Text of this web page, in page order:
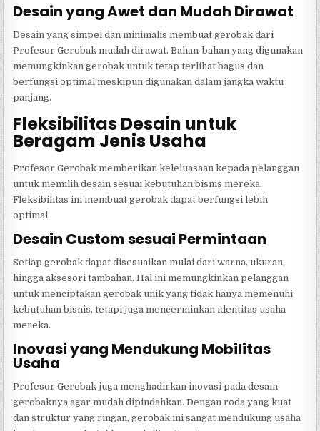
Desain yang Awet dan Mudah Dirawat
Desain yang simpel dan minimalis membuat gerobak dari
Profesor Gerobak mudah dirawat. Bahan-bahan yang digunakan
memungkinkan gerobak untuk tetap terlihat bagus dan
berfungsi optimal meskipun digunakan dalam jangka waktu
panjang.
Fleksibilitas Desain untuk
Beragam Jenis Usaha
Profesor Gerobak memberikan keleluasaan kepada pelanggan
untuk memilih desain sesuai kebutuhan bisnis mereka.
Fleksibilitas ini membuat gerobak dapat berfungsi lebih
optimal.
Desain Custom sesuai Permintaan
Setiap gerobak dapat disesuaikan mulai dari warna, ukuran,
hingga aksesori tambahan. Hal ini memungkinkan pelanggan
untuk menciptakan gerobak unik yang tidak hanya memenuhi
kebutuhan bisnis, tetapi juga mencerminkan identitas usaha
mereka.
Inovasi yang Mendukung Mobilitas
Usaha
Profesor Gerobak juga menghadirkan inovasi pada desain
gerobaknya agar mudah dipindahkan. Dengan roda yang kuat
dan struktur yang ringan, gerobak ini sangat mendukung usaha